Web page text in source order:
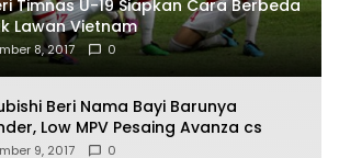
Timnas U-19 Siapkan Cara Berbeda
Lawan Vietnam
8, 2017 0
Beri Nama Bayi Barunya
Low MPV Pesaing Avanza cs
9, 2017 0